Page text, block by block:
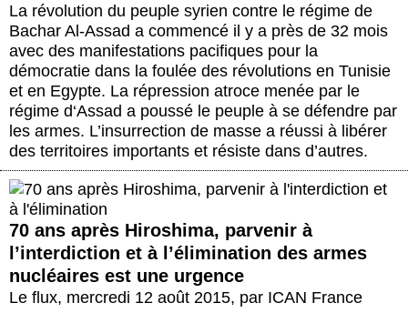
La révolution du peuple syrien contre le régime de
Bachar Al-Assad a commencé il y a près de 32 mois
avec des manifestations pacifiques pour la
démocratie dans la foulée des révolutions en Tunisie
et en Egypte. La répression atroce menée par le
régime d‘Assad a poussé le peuple à se défendre par
les armes. L’insurrection de masse a réussi à libérer
des territoires importants et résiste dans d’autres.
70 ans après Hiroshima, parvenir à
l’interdiction et à l’élimination des armes
nucléaires est une urgence
Le flux, mercredi 12 août 2015, par ICAN France